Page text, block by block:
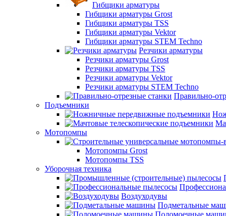
Гибщики арматуры
Гибщики арматуры Grost
Гибщики арматуры TSS
Гибщики арматуры Vektor
Гибщики арматуры STEM Techno
Резчики арматуры
Резчики арматуры Grost
Резчики арматуры TSS
Резчики арматуры Vektor
Резчики арматуры STEM Techno
Правильно-
Подъемники
Мотопомпы
Мотопомпы Grost
Мотопомпы TSS
Уборочная техника
Воздуходувы
Подметальные
Поломоечные